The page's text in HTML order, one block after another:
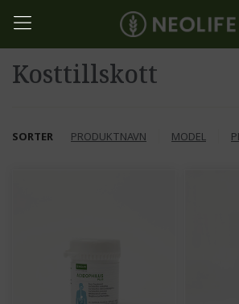
Kosttillskott
SORTER PRODUKTNAVN MODEL